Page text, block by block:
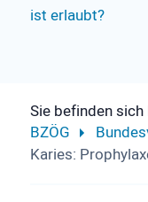
ist erlaubt?
Sie befinden sich
BZÖG
Karies: